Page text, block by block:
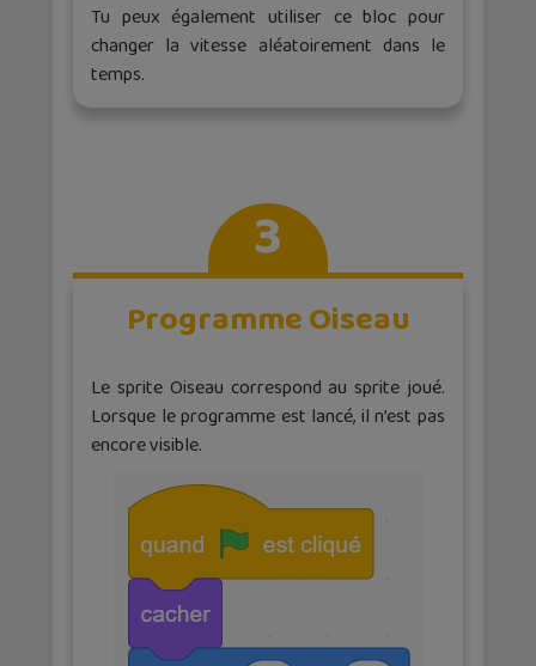
Tu peux également utiliser ce bloc pour
changer la vitesse aléatoirement dans le
temps.
3
Programme Oiseau
Le sprite Oiseau correspond au sprite joué.
Lorsque le programme est lancé, il n’est pas
encore visible.